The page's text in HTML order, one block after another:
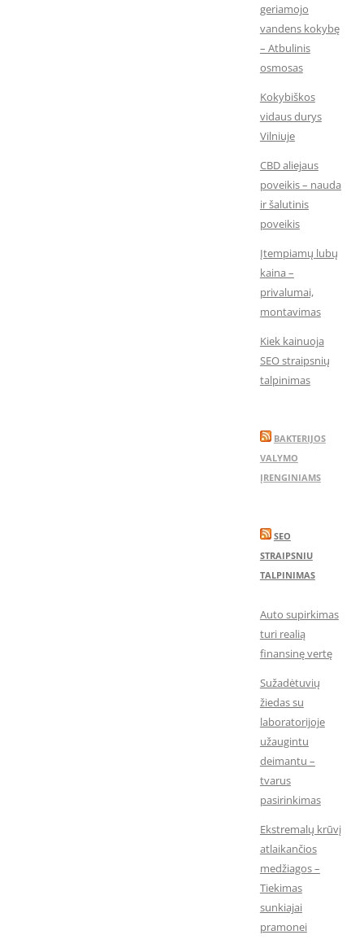
geriamojo
vandens kokybę
– Atbulinis
osmosas
Kokybiškos
vidaus durys
Vilniuje
CBD aliejaus
poveikis – nauda
ir šalutinis
poveikis
Įtempiamų lubų
kaina –
privalumai,
montavimas
Kiek kainuoja
SEO straipsnių
talpinimas
BAKTERIJOS
VALYMO
ĮRENGINIAMS
SEO
STRAIPSNIU
TALPINIMAS
Auto supirkimas
turi realią
finansinę vertę
Sužadėtuvių
žiedas su
laboratorijoje
užaugintu
deimantu –
tvarus
pasirinkimas
Ekstremalų krūvį
atlaikančios
medžiagos –
Tiekimas
sunkiajai
pramonei